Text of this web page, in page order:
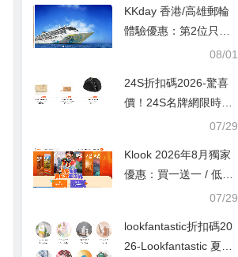
KKday 香港/高雄郵輪
體驗優惠：第2位只需
08/01
24S折扣碼2026-驚喜
價！24S名牌網限時9
折！Louis Vuitton 精選
72折！
07/29
Klook 2026年8月獨家
優惠：買一送一 / 低至
07/29
lookfantastic折扣碼20
26-Lookfantastic 夏日